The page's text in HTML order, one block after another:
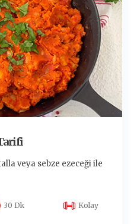
veya sebze ezeceği ile
30 Dk Kolay